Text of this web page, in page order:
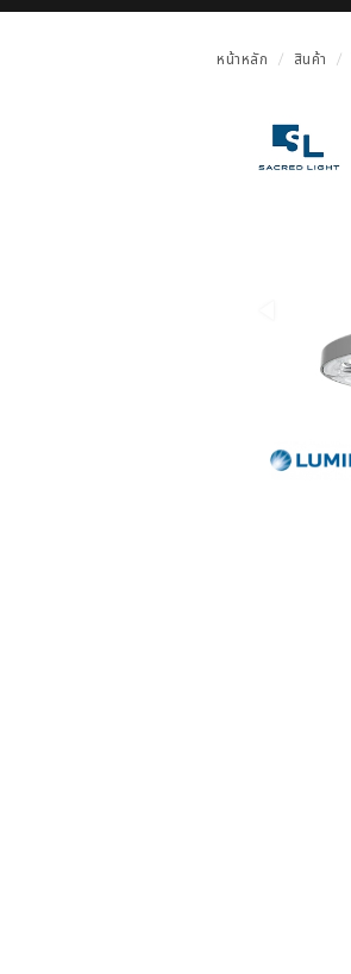
หน้าหลัก สินค้า